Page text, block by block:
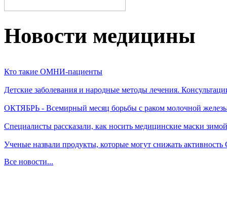
Новости медицины
Кто такие ОМНИ-пациенты
Детские заболевания и народные методы лечения.
ОКТЯБРЬ - Всемирный месяц борьбы с раком молочной
Специалисты рассказали, как носить медицинские маски зимой
Ученые назвали продукты, которые могут снижать
Все новости...